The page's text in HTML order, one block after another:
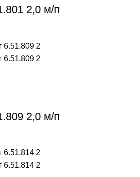
2,0 м/п
2,0 м/п